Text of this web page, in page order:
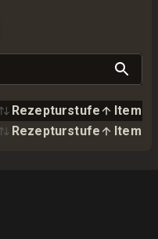
Rezepturstufe
Item
Rezepturstufe Item